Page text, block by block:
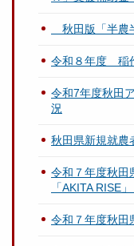
秋田版「半農
令和８年度 稲
令和7年度秋田
況
秋田県新規就農
令和７年度秋田
「AKITA RISE
令和７年度秋田